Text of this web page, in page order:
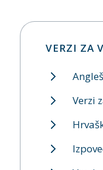
VERZI ZA
Verzi